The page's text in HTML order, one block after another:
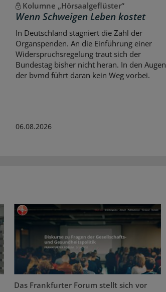
Kolumne „Hörsaalgeflüster“
Wenn Schweigen Leben kostet
In Deutschland stagniert die Zahl der
Organspenden. An die Einführung einer
Widerspruchsregelung traut sich der
Bundestag bisher nicht heran. In den Augen
der bvmd führt daran kein Weg vorbei.
06.08.2026
Das Frankfurter Forum stellt sich vor